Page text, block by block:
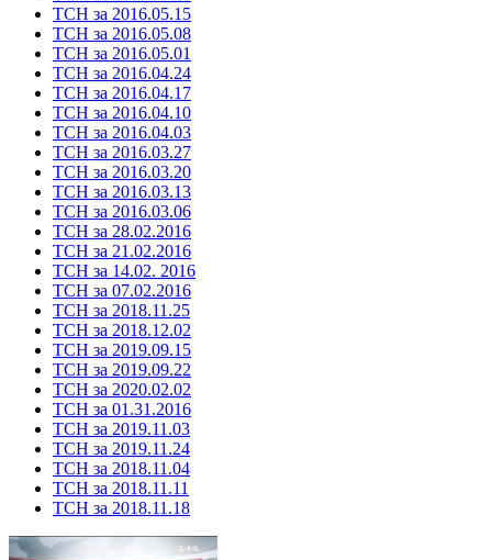
ТСН за 2016.05.15
ТСН за 2016.05.08
ТСН за 2016.05.01
ТСН за 2016.04.24
ТСН за 2016.04.17
ТСН за 2016.04.10
ТСН за 2016.04.03
ТСН за 2016.03.27
ТСН за 2016.03.20
ТСН за 2016.03.13
ТСН за 2016.03.06
ТСН за 28.02.2016
ТСН за 21.02.2016
ТСН за 14.02. 2016
ТСН за 07.02.2016
ТСН за 2018.11.25
ТСН за 2018.12.02
ТСН за 2019.09.15
ТСН за 2019.09.22
ТСН за 2020.02.02
ТСН за 01.31.2016
ТСН за 2019.11.03
ТСН за 2019.11.24
ТСН за 2018.11.04
ТСН за 2018.11.11
ТСН за 2018.11.18